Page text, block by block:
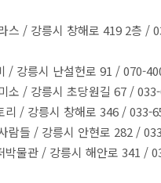
스 / 강릉시 창해로 419 2층 /
/ 강릉시 난설헌로 91 / 070-
소 / 강릉시 초당원길 67 /
리 / 강릉시 창해로 346 / 033-
람들 / 강릉시 안현로 282 /
박물관 / 강릉시 해안로 341 /